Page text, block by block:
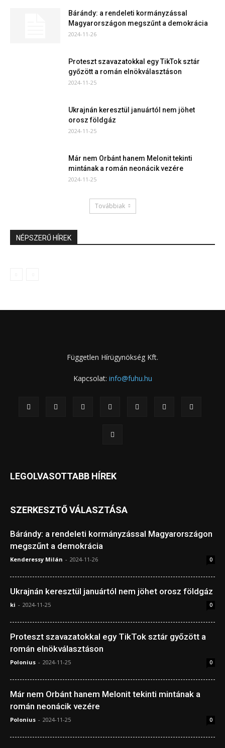
Bárándy: a rendeleti kormányzással
Magyarországon megszűnt a demokrácia
2024-11-26
Proteszt szavazatokkal egy TikTok sztár
győzött a román elnökválasztáson
2024-11-25
Ukrajnán keresztül januártól nem jöhet
orosz földgáz
2024-11-25
Már nem Orbánt hanem Melonit tekinti
mintának a román neonácik vezére
2024-11-25
Továbbiak
NÉPSZERŰ HÍREK
Független Hírügynökség Kft.
Kapcsolat: info@fuhu.hu
LEGOLVASOTTABB HÍREK
SZERKESZTŐ VÁLASZTÁSA
Bárándy: a rendeleti kormányzással Magyarországon
megszűnt a demokrácia
Kenderessy Milán - 2024-11-26 0
Ukrajnán keresztül januártól nem jöhet orosz földgáz
ki - 2024-11-25 0
Proteszt szavazatokkal egy TikTok sztár győzött a
román elnökválasztáson
Polonius - 2024-11-25 0
Már nem Orbánt hanem Melonit tekinti mintának a
román neonácik vezére
Polonius - 2024-11-25 0